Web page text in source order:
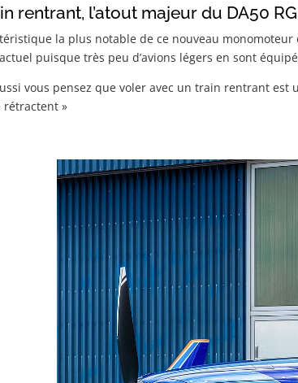
rentrant, l’atout majeur du DA50 RG
la plus notable de ce nouveau
puisque très peu d’avions légers en sont
vous pensez que voler avec un train rentrant
rétractent »